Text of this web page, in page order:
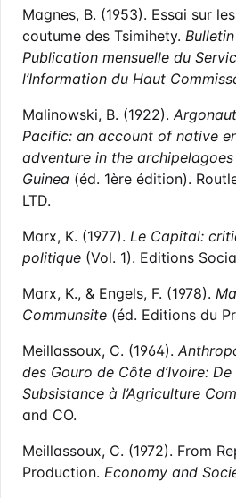
Magnes, B. (1953). Essai sur
coutume des Tsimihety.
Publication mensuelle du
l’Information du Haut
Malinowski, B. (1922).
Pacific: an account of native
adventure in the
Guinea (éd. 1ère édition).
LTD.
Marx, K. (1977). Le Capital:
politique (Vol. 1). Editions
Marx, K., & Engels, F. (1978).
Communsite (éd. Editions du
Meillassoux, C. (1964).
des Gouro de Côte d’Ivoire: De
Subsistance à l’Agriculture
and CO.
Meillassoux, C. (1972). From
Production. Economy and